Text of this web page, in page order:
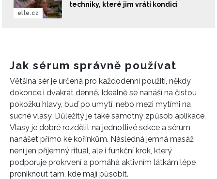
techniky, které jim vrátí kondici
elle.cz
Jak sérum správně používat
Většina sér je určená pro každodenní použití, někdy
dokonce i dvakrát denně. Ideálně se nanáší na čistou
pokožku hlavy, buď po umytí, nebo mezi mytími na
suché vlasy. Důležitý je také samotný způsob aplikace.
Vlasy je dobré rozdělit na jednotlivé sekce a sérum
nanášet přímo ke kořínkům. Následná jemná masáž
není jen příjemný rituál, ale i funkční krok, který
podporuje prokrvení a pomáhá aktivním látkám lépe
proniknout tam, kde mají působit.